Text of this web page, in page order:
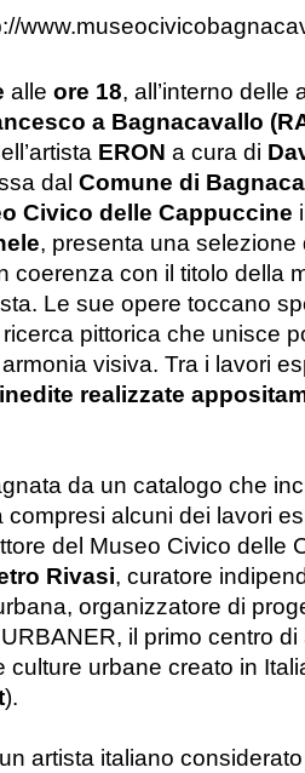
alle ore 18, all’interno delle
a Bagnacavallo
ERON a cura di
dal Comune di
Civico delle Cappuccine
, presenta una selezione
coerenza con il titolo della
Le sue opere toccano
pittorica che unisce
visiva. Tra i lavori
realizzate
da un catalogo che
compresi alcuni dei lavori
del Museo Civico delle
Rivasi, curatore
organizzatore di
il primo centro di
culture urbane creato in
).
artista italiano